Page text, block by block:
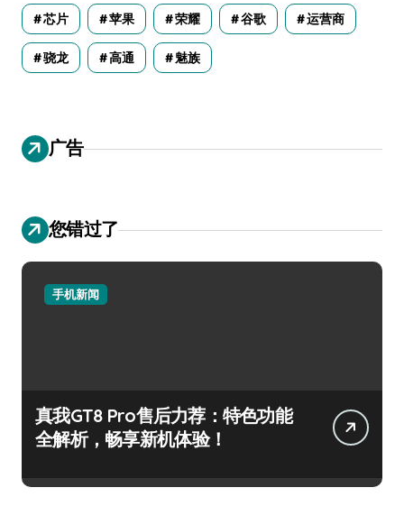
芯片 苹果 荣耀 谷歌 运营商
骁龙 高通 魅族
广告
您错过了
手机新闻
真我GT8 Pro售后力荐：特色功能
全解析，畅享新机体验！